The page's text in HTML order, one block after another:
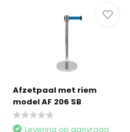
Afzetpaal met riem
model AF 206 SB
Levering op aanvraag